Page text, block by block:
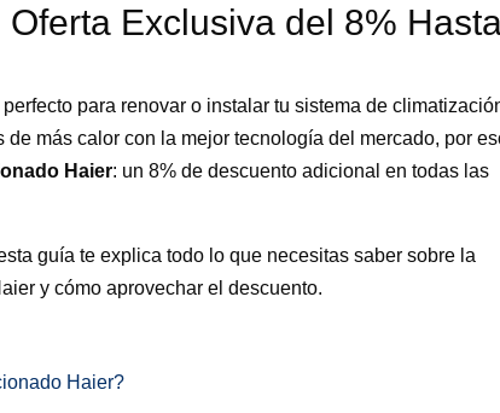
Exclusiva del 8%
para renovar o instalar tu sistema de
más calor con la mejor tecnología del mercado, por
Haier: un 8% de descuento adicional en todas las
guía te explica todo lo que necesitas saber sobre la
y cómo aprovechar el descuento.
Haier?